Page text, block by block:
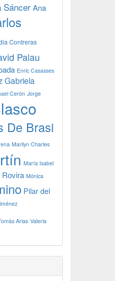
SáncerAna
Contreras
Palau
Enric Casasses
Gabriela
Cerón Jorge
De Brasi
Marilyn Charles
María Isabel
Rovira Mónica
Pilar del
Arias Valeria